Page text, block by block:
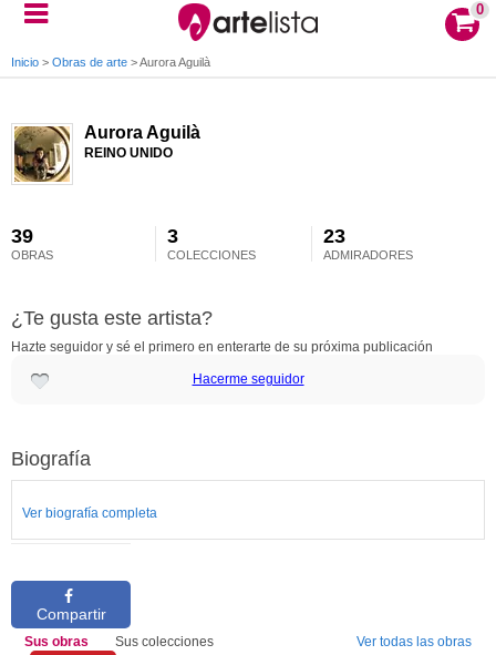
0
Inicio > Obras de arte >Aurora Aguilà
Aurora Aguilà
REINO UNIDO
39
OBRAS
3
COLECCIONES
23
ADMIRADORES
¿Te gusta este artista?
Hazte seguidor y sé el primero en enterarte de su próxima publicación
Hacerme seguidor
Biografía
Ver biografía completa
Compartir
Sus obras Sus colecciones Ver todas las obras